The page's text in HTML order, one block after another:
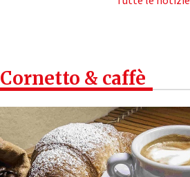
Cornetto & caffè